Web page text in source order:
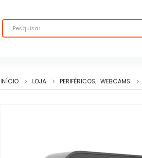
INÍCIO LOJA PERIFÉRICOS, WEBCAMS